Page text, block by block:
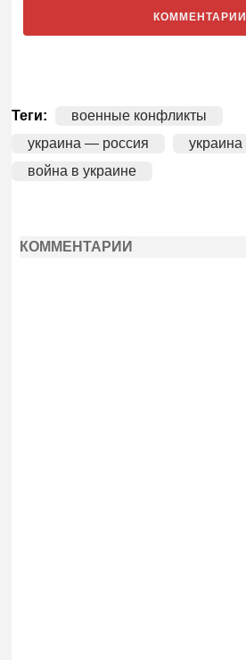
КОММЕНТАРИИ
Теги:
военные конфликты
украина — россия
украина
война в украине
КОММЕНТАРИИ